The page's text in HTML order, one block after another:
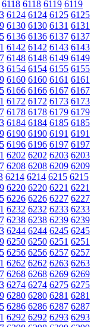
6118 6118 6119 6119
6124 6124 6125 6125
6130 6130 6131 6131
6136 6136 6137 6137
6142 6142 6143 6143
6148 6148 6149 6149
6154 6154 6155 6155
6160 6160 6161 6161
6166 6166 6167 6167
6172 6172 6173 6173
6178 6178 6179 6179
6184 6184 6185 6185
6190 6190 6191 6191
6196 6196 6197 6197
6202 6202 6203 6203
6208 6208 6209 6209
6214 6214 6215 6215
6220 6220 6221 6221
6226 6226 6227 6227
6232 6232 6233 6233
6238 6238 6239 6239
6244 6244 6245 6245
6250 6250 6251 6251
6256 6256 6257 6257
6262 6262 6263 6263
6268 6268 6269 6269
6274 6274 6275 6275
6280 6280 6281 6281
6286 6286 6287 6287
6292 6292 6293 6293